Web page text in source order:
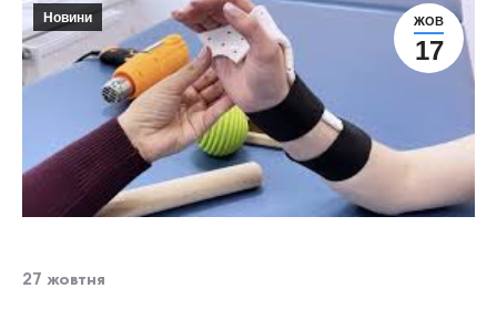
ЖОВ
17
Новини
27 жовтня